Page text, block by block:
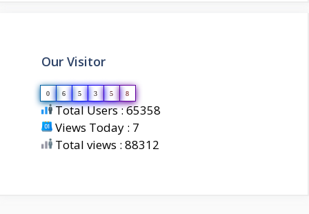
Our Visitor
0 6 5 3 5 8
Total Users : 65358
Views Today : 7
Total views : 88312